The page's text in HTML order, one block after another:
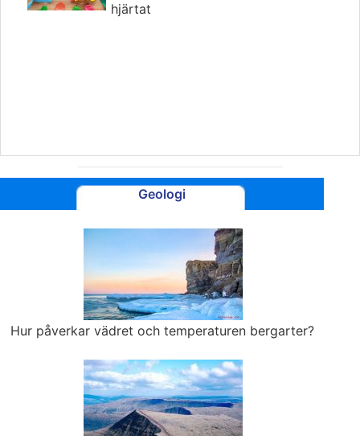
hjärtat
Geologi
Hur påverkar vädret och temperaturen bergarter?